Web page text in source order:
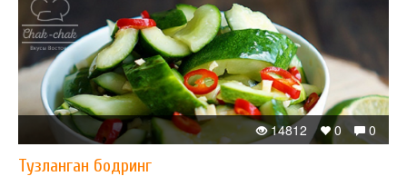
0
0
14812
Тузланган бодринг